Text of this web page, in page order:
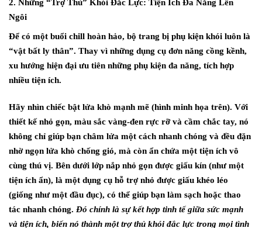
2. Những “Trợ Thủ” Khói Đắc Lực: Tiện Ích Đa Năng Lên
Ngôi
Để có một buổi chill hoàn hảo, bộ trang bị phụ kiện khói luôn là
“vật bất ly thân”. Thay vì những dụng cụ đơn năng cồng kềnh,
xu hướng hiện đại ưu tiên những phụ kiện đa năng, tích hợp
nhiều tiện ích.
Hãy nhìn chiếc bật lửa khò mạnh mẽ (hình minh họa trên). Với
thiết kế nhỏ gọn, màu sắc vàng-đen rực rỡ và cầm chắc tay, nó
không chỉ giúp bạn châm lửa một cách nhanh chóng và đều đặn
nhờ ngọn lửa khò chống gió, mà còn ẩn chứa một tiện ích vô
cùng thú vị. Bên dưới lớp nắp nhỏ gọn được giấu kín (như một
tiện ích ẩn), là một dụng cụ hỗ trợ nhỏ được giấu khéo léo
(giống như một đầu đục), có thể giúp bạn làm sạch hoặc thao
tác nhanh chóng. Đó chính là sự kết hợp tinh tế giữa sức mạnh
và tiện ích, biến nó thành một trợ thủ khói đắc lực trong mọi tình